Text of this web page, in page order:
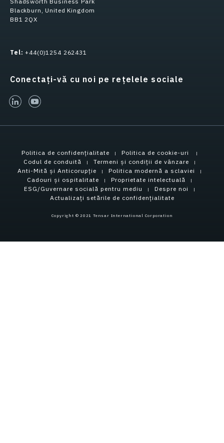
Blackburn, United Kingdom
BB1 2QX
Tel:+44(0)1254 262431
Conectați-vă cu noi pe rețelele sociale
linked-inyoutube
Politica de confidențialitate
Politica de cookie-uri
Codul de conduită
Termeni și condiții de vânzare
Anti-Mită și Anticorupție
Politica modernă a sclaviei
Cadouri și ospitalitate
Proprietate intelectuală
ESG/Guvernare socială pentru mediu
Despre noi
Actualizați setările de confidențialitate
Copyright © 2021 Tensar International Corporation